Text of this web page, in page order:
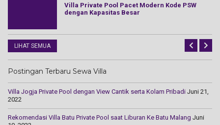
Villa Private Pool Pacet Modern Kode PSW
dengan Kapasitas Besar
LIHAT SEMUA
Postingan Terbaru Sewa Villa
Villa Jogja Private Pool dengan View Cantik serta Kolam Pribadi Juni 21,
2022
Rekomendasi Villa Batu Private Pool saat Liburan Ke Batu Malang Juni